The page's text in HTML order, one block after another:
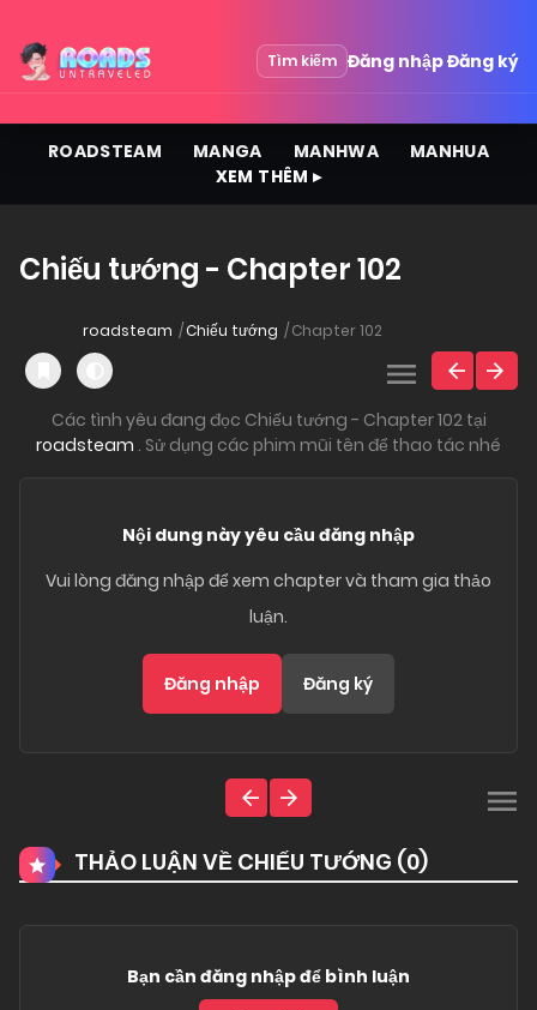
Tìm kiếm Đăng nhậpĐăng ký
ROADSTEAM MANGA MANHWA
MANHUA
XEM THÊM ▸
Chiếu tướng - Chapter 102
roadsteam Chiếu tướng Chapter 102
Các tình yêu đang đọc Chiếu tướng - Chapter 102 tại
roadsteam . Sử dụng các phim mũi tên để thao tác nhé
Nội dung này yêu cầu đăng nhập
Vui lòng đăng nhập để xem chapter và tham gia thảo
luận.
Đăng nhập Đăng ký
THẢO LUẬN VỀ CHIẾU TƯỚNG (0)
Bạn cần đăng nhập để bình luận